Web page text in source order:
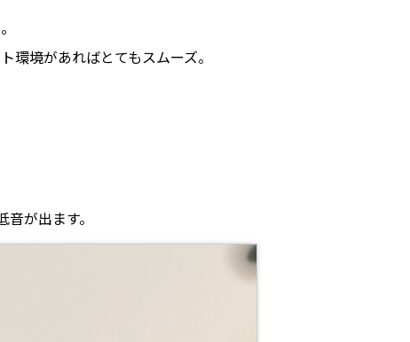
境があればとてもスムーズ。
が出ます。